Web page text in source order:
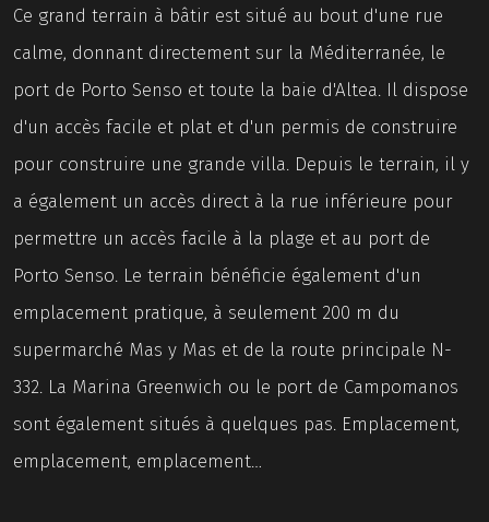
Ce grand terrain à bâtir est situé au bout d'une rue
calme, donnant directement sur la Méditerranée, le
port de Porto Senso et toute la baie d'Altea. Il dispose
d'un accès facile et plat et d'un permis de construire
pour construire une grande villa. Depuis le terrain, il y
a également un accès direct à la rue inférieure pour
permettre un accès facile à la plage et au port de
Porto Senso. Le terrain bénéficie également d'un
emplacement pratique, à seulement 200 m du
supermarché Mas y Mas et de la route principale N-
332. La Marina Greenwich ou le port de Campomanos
sont également situés à quelques pas. Emplacement,
emplacement, emplacement…